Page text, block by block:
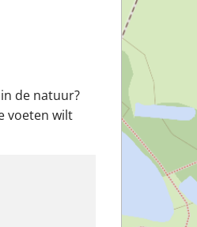
de natuur?
voeten wilt